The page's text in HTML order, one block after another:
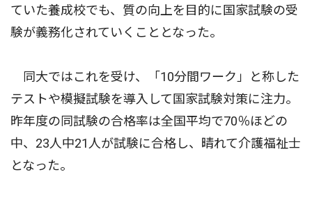
ていた養成校でも、質の向上を目的に国家試験の受
験が義務化されていくこととなった。
同大ではこれを受け、「10分間ワーク」と称した
テストや模擬試験を導入して国家試験対策に注力。
昨年度の同試験の合格率は全国平均で70％ほどの
中、23人中21人が試験に合格し、晴れて介護福祉士
となった。